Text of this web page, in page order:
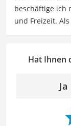
Der Haarreif-
beschäftige ich
und Freizeit.
Autoren dabei
das
Interessen,
Ideen in den
dass die Texte
Hat Ihnen
Ja